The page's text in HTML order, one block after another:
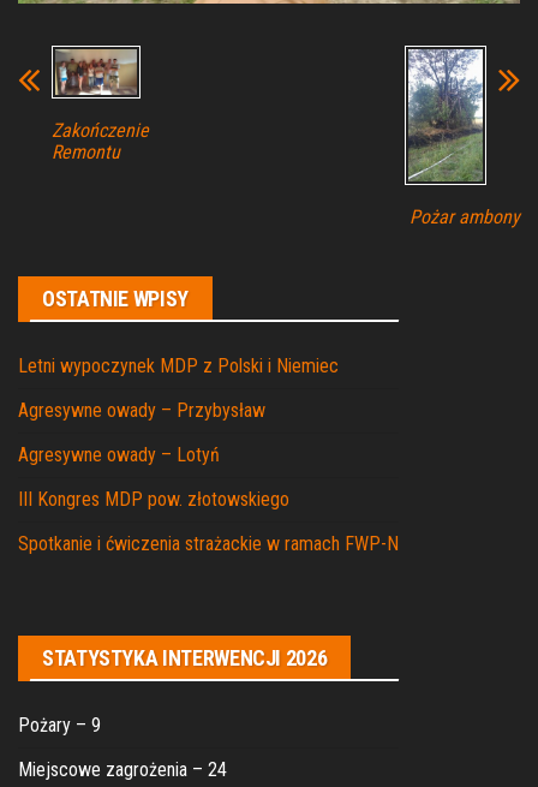
Zakończenie
Remontu
Pożar ambony
OSTATNIE WPISY
Letni wypoczynek MDP z Polski i Niemiec
Agresywne owady – Przybysław
Agresywne owady – Lotyń
III Kongres MDP pow. złotowskiego
Spotkanie i ćwiczenia strażackie w ramach FWP-N
STATYSTYKA INTERWENCJI 2026
Pożary – 9
Miejscowe zagrożenia – 24